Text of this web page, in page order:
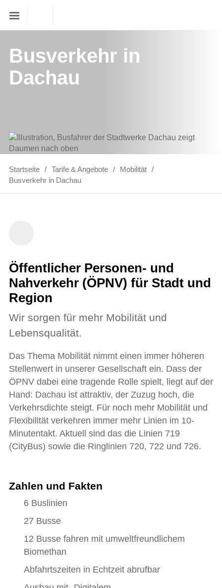
Busverkehr in
Dachau
Startseite Tarife & Angebote
Mobilität
Busverkehr in Dachau
Öffentlicher Personen- und
Nahverkehr (ÖPNV) für Stadt und
Region
Wir sorgen für mehr Mobilität und
Lebensqualität.
Das Thema Mobilität nimmt einen immer höheren
Stellenwert in unserer Gesellschaft ein. Dass der
ÖPNV dabei eine tragende Rolle spielt, liegt auf der
Hand: Dachau ist attraktiv, der Zuzug hoch, die
Verkehrsdichte steigt. Für noch mehr Mobilität und
Flexibilität verkehren immer mehr Linien im 10-
Minutentakt. Aktuell sind das die Linien 719
(CityBus) sowie die Ringlinien 720, 722 und 726.
Zahlen und Fakten
6 Buslinien
27 Busse
12 Busse fahren mit umweltfreundlichem
Biomethan
Abfahrtszeiten in Echtzeit abrufbar